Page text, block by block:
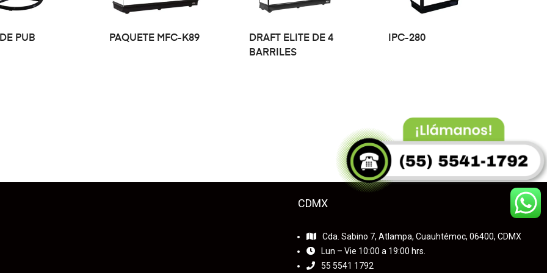
LEER MÁS
PUB LEER MÁS
PAQUETE MFC-K89 LEER MÁS
DRAFT ELITE DE 4
BARRILES
LEER MÁS
IPC-280
CDMX
Cda. Sabino 7, Atlampa, Cuauhtémoc, 06400, CDMX
Lun – Vie 10:00 a 19:00 hrs.
555541 1792